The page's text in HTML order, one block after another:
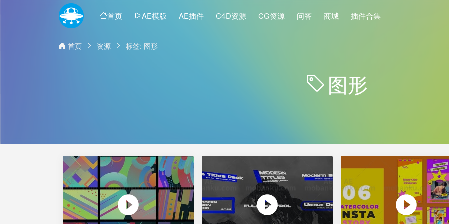
首页 AE模版 AE插件 C4D资源 CG资源 问答 商城 插件合集
首页 资源 标签: 图形
图形